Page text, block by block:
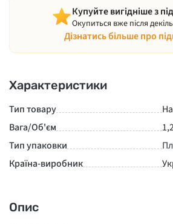
Купуйте вигідніше з
Окупиться вже після
Дізнатись більше про
Характеристики
Тип товару
Вага/Об'єм
Тип упаковки
Країна-виробник
Опис